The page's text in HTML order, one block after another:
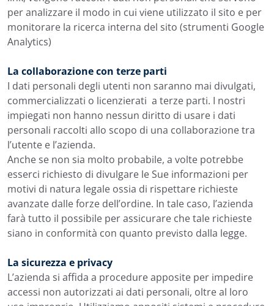
per analizzare il modo in cui viene utilizzato il sito e per
monitorare la ricerca interna del sito (strumenti Google
Analytics)
La collaborazione con terze parti
I dati personali degli utenti non saranno mai divulgati,
commercializzati o licenzierati a terze parti. I nostri
impiegati non hanno nessun diritto di usare i dati
personali raccolti allo scopo di una collaborazione tra
l’utente e l’azienda.
Anche se non sia molto probabile, a volte potrebbe
esserci richiesto di divulgare le Sue informazioni per
motivi di natura legale ossia di rispettare richieste
avanzate dalle forze dell’ordine. In tale caso, l’azienda
farà tutto il possibile per assicurare che tale richieste
siano in conformità con quanto previsto dalla legge.
La sicurezza e privacy
L’azienda si affida a procedure apposite per impedire
accessi non autorizzati ai dati personali, oltre al loro